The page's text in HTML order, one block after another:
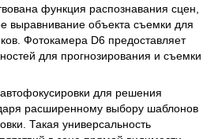
функция распознавания сцен,
выравнивание объекта съемки для
Фотокамера D6 предоставляет
для прогнозирования и съемки
для решения
расширенному выбору шаблонов
Такая универсальность